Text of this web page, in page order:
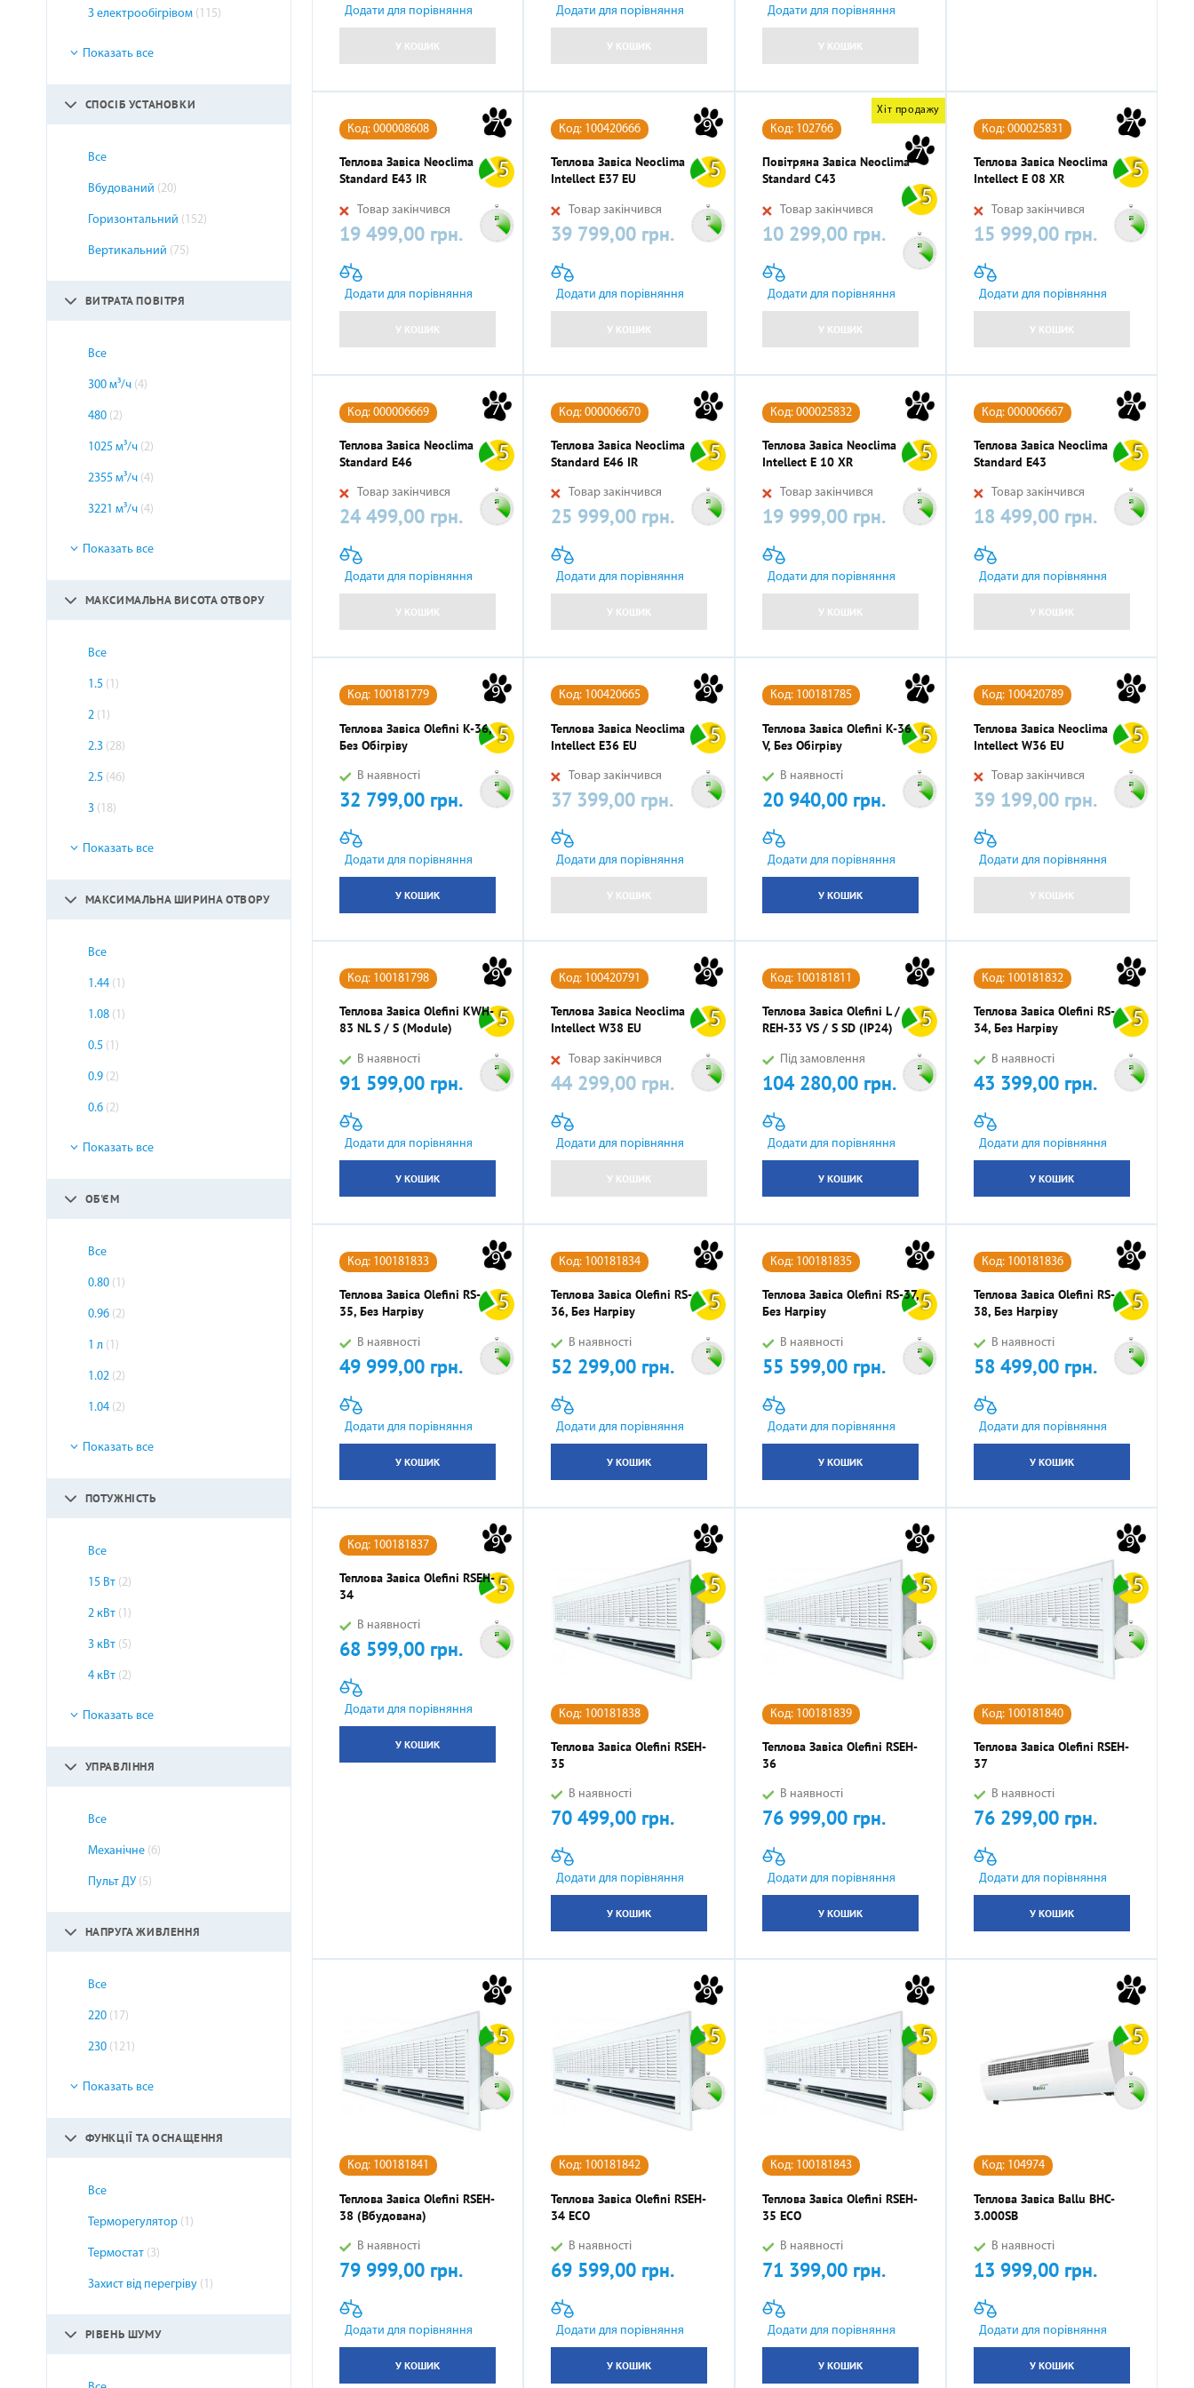
АКСЕСУАРИ
З електрообігрівом (115)
Показать все
СПОСІБ УСТАНОВКИ
Все
Вбудований (20)
Горизонтальний (152)
Вертикальний (75)
ВИТРАТА ПОВІТРЯ
Все
300 м³/ч (4)
480 (2)
1025 м³/ч (2)
2355 м³/ч (4)
3221 м³/ч (4)
Показать все
МАКСИМАЛЬНА ВИСОТА ОТВОРУ
Все
1.5 (1)
2 (1)
2.3 (28)
2.5 (46)
3 (18)
Показать все
МАКСИМАЛЬНА ШИРИНА ОТВОРУ
Все
1.44 (1)
1.08 (1)
0.5 (1)
0.9 (2)
0.6 (2)
Показать все
ОБ'ЄМ
Все
0.80 (1)
0.96 (2)
1 л (1)
1.02 (2)
1.04 (2)
Показать все
ПОТУЖНІСТЬ
Все
15 Вт (2)
2 кВт (1)
3 кВт (5)
4 кВт (2)
Показать все
УПРАВЛІННЯ
Все
Механічне (6)
Пульт ДУ (5)
НАПРУГА ЖИВЛЕННЯ
Все
220 (17)
230 (121)
Показать все
ФУНКЦІЇ ТА ОСНАЩЕННЯ
Все
Терморегулятор (1)
Термостат (3)
Захист від перегріву (1)
РІВЕНЬ ШУМУ
Додати для порівняння
У КОШИК
Додати для порівняння
У КОШИК
Додати для порівняння
У КОШИК
7
5
Код: 000008608
Теплова Завіса Neoclima
Standard E43 IR
Товар закінчився
Ціна
19 499,00 грн.
Додати для порівняння
У КОШИК
9
5
Код: 100420666
Теплова Завіса Neoclima
Intellect E37 EU
Товар закінчився
Ціна
39 799,00 грн.
Додати для порівняння
У КОШИК
Хіт продажу
7
5
Код: 102766
Повітряна Завіса Neoclima
Standard C43
Товар закінчився
Ціна
10 299,00 грн.
Додати для порівняння
У КОШИК
7
5
Код: 000025831
Теплова Завіса Neoclima
Intellect E 08 XR
Товар закінчився
Ціна
15 999,00 грн.
Додати для порівняння
У КОШИК
7
5
Код: 000006669
Теплова Завіса Neoclima
Standard E46
Товар закінчився
Ціна
24 499,00 грн.
Додати для порівняння
У КОШИК
9
5
Код: 000006670
Теплова Завіса Neoclima
Standard E46 IR
Товар закінчився
Ціна
25 999,00 грн.
Додати для порівняння
У КОШИК
7
5
Код: 000025832
Теплова Завіса Neoclima
Intellect E 10 XR
Товар закінчився
Ціна
19 999,00 грн.
Додати для порівняння
У КОШИК
7
5
Код: 000006667
Теплова Завіса Neoclima
Standard E43
Товар закінчився
Ціна
18 499,00 грн.
Додати для порівняння
У КОШИК
9
5
Код: 100181779
Теплова Завіса Olefini K-36,
Без Обігріву
В наявності
Ціна
32 799,00 грн.
Додати для порівняння
У КОШИК
9
5
Код: 100420665
Теплова Завіса Neoclima
Intellect E36 EU
Товар закінчився
Ціна
37 399,00 грн.
Додати для порівняння
У КОШИК
7
5
Код: 100181785
Теплова Завіса Olefini K-36
V, Без Обігріву
В наявності
Ціна
20 940,00 грн.
Додати для порівняння
У КОШИК
9
5
Код: 100420789
Теплова Завіса Neoclima
Intellect W36 EU
Товар закінчився
Ціна
39 199,00 грн.
Додати для порівняння
У КОШИК
9
5
Код: 100181798
Теплова Завіса Olefini KWH-
83 NL S / S (module)
В наявності
Ціна
91 599,00 грн.
Додати для порівняння
У КОШИК
9
5
Код: 100420791
Теплова Завіса Neoclima
Intellect W38 EU
Товар закінчився
Ціна
44 299,00 грн.
Додати для порівняння
У КОШИК
9
5
Код: 100181811
Теплова Завіса Olefini L /
REH-33 VS / S SD (IP24)
Під замовлення
Ціна
104 280,00 грн.
Додати для порівняння
У КОШИК
9
5
Код: 100181832
Теплова Завіса Olefini RS-
34, Без Нагріву
В наявності
Ціна
43 399,00 грн.
Додати для порівняння
У КОШИК
9
5
Код: 100181833
Теплова Завіса Olefini RS-
35, Без Нагріву
В наявності
Ціна
49 999,00 грн.
Додати для порівняння
У КОШИК
9
5
Код: 100181834
Теплова Завіса Olefini RS-
36, Без Нагріву
В наявності
Ціна
52 299,00 грн.
Додати для порівняння
У КОШИК
9
5
Код: 100181835
Теплова Завіса Olefini RS-37,
Без Нагріву
В наявності
Ціна
55 599,00 грн.
Додати для порівняння
У КОШИК
9
5
Код: 100181836
Теплова Завіса Olefini RS-
38, Без Нагріву
В наявності
Ціна
58 499,00 грн.
Додати для порівняння
У КОШИК
9
5
Код: 100181837
Теплова Завіса Olefini RSEH-
34
В наявності
Ціна
68 599,00 грн.
Додати для порівняння
У КОШИК
9
5
Код: 100181838
Теплова Завіса Olefini RSEH-
35
В наявності
Ціна
70 499,00 грн.
Додати для порівняння
У КОШИК
9
5
Код: 100181839
Теплова Завіса Olefini RSEH-
36
В наявності
Ціна
76 999,00 грн.
Додати для порівняння
У КОШИК
9
5
Код: 100181840
Теплова Завіса Olefini RSEH-
37
В наявності
Ціна
76 299,00 грн.
Додати для порівняння
У КОШИК
9
5
Код: 100181841
Теплова Завіса Olefini RSEH-
38 (вбудована)
В наявності
Ціна
79 999,00 грн.
Додати для порівняння
У КОШИК
9
5
Код: 100181842
Теплова Завіса Olefini RSEH-
34 ECO
В наявності
Ціна
69 599,00 грн.
Додати для порівняння
У КОШИК
9
5
Код: 100181843
Теплова Завіса Olefini RSEH-
35 ECO
В наявності
Ціна
71 399,00 грн.
Додати для порівняння
У КОШИК
7
5
Код: 104974
Теплова Завіса Ballu BHC-
3.000SB
В наявності
Ціна
13 999,00 грн.
Додати для порівняння
У КОШИК